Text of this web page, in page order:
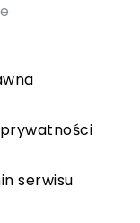
serwisu